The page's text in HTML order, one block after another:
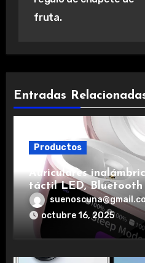
fruta.
Entradas
Productos
Auriculares
táctil LED, Bluetooth
ruido, impermeables
octubre 16, 2025